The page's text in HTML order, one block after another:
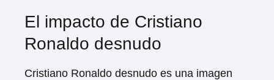
El impacto de Cristiano
Ronaldo desnudo
Cristiano Ronaldo desnudo es una imagen